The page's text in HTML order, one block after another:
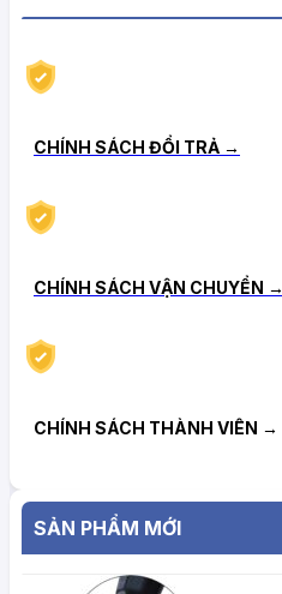
CHÍNH SÁCH ĐỔI TRẢ →
CHÍNH SÁCH VẬN CHUYỂN →
CHÍNH SÁCH THÀNH VIÊN →
SẢN PHẨM MỚI